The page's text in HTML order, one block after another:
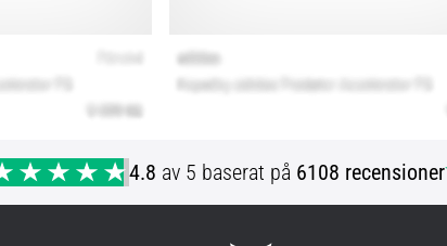
4.8 av 5 baserat på 6108 recensioner